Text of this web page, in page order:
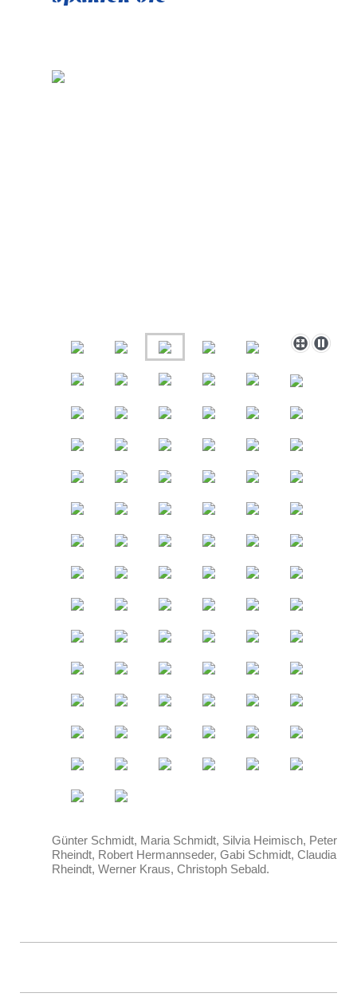
Günter Schmidt, Maria Schmidt, Silvia Heimisch, Peter
Rheindt, Robert Hermannseder, Gabi Schmidt, Claudia
Rheindt, Werner Kraus, Christoph Sebald.